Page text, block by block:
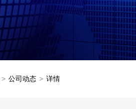
> 公司动态 > 详情